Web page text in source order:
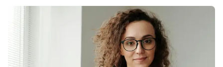
Live-Demo vereinbaren
Ob remote, im Homeoffice oder hybrid – finden Sie die
passende Zeiterfassungslösung für Ihr Team.
Zeitwirtschaft
askDANTE Guides